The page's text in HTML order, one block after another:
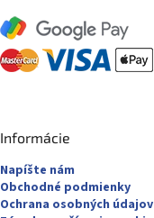
Informácie
Napíšte nám
Obchodné podmienky
Ochrana osobných údajov